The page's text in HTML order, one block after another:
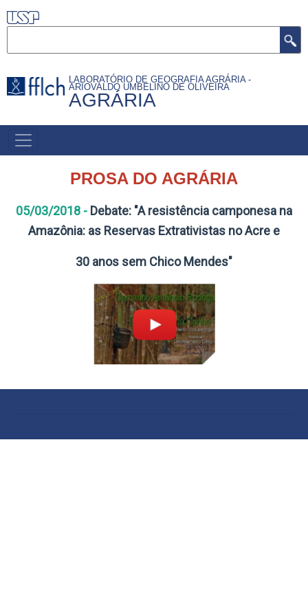
Pular
para
principal
LABORATÓRIO DE GEOGRAFIA AGRÁRIA -
ARIOVALDO UMBELINO DE OLIVEIRA
AGRÁRIA
MAIN
MENU
PROSA DO AGRÁRIA
05/03/2018 - Debate: "A resistência camponesa na
Amazônia: as Reservas Extrativistas no Acre e
30 anos sem Chico Mendes"